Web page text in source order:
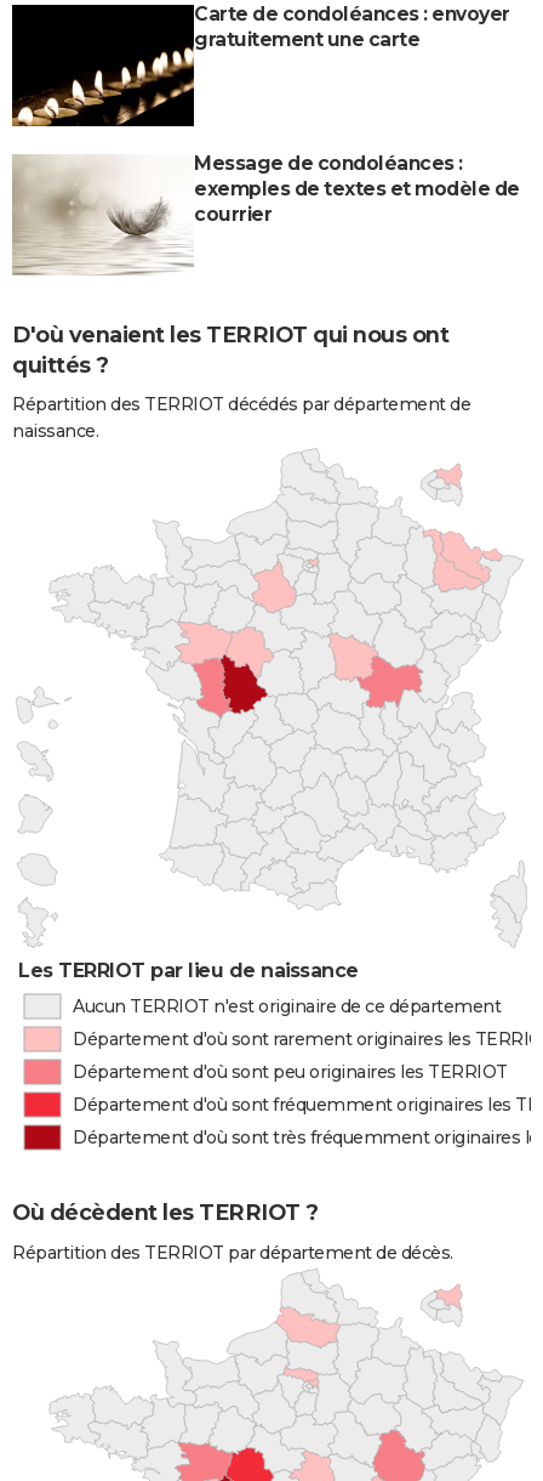
Carte de condoléances : envoyer
gratuitement une carte
Message de condoléances :
exemples de textes et modèle de
courrier
D'où venaient les TERRIOT qui nous ont
quittés ?
Répartition des TERRIOT décédés par département de
naissance.
Les TERRIOT par lieu de naissance
Aucun TERRIOT n'est originaire de ce département
Département d'où sont rarement originaires les
Département d'où sont peu originaires les TERRIOT
Département d'où sont fréquemment originaires les
Département d'où sont très fréquemment originaires
Où décèdent les TERRIOT ?
Répartition des TERRIOT par département de décès.